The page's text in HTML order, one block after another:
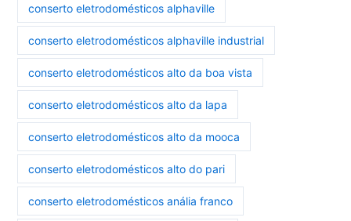
conserto eletrodomésticos alphaville
conserto eletrodomésticos alphaville industrial
conserto eletrodomésticos alto da boa vista
conserto eletrodomésticos alto da lapa
conserto eletrodomésticos alto da mooca
conserto eletrodomésticos alto do pari
conserto eletrodomésticos anália franco